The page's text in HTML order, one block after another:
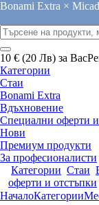
Bonami Extra ×
10 € (20 Лв) за Вас
Категории
Стаи
Bonami Extra
Вдъхновение
Специални оферти
Нови
Премиум продукти
За професионалисти
Категории Стаи
оферти и отстъпки
НачалоКатегории